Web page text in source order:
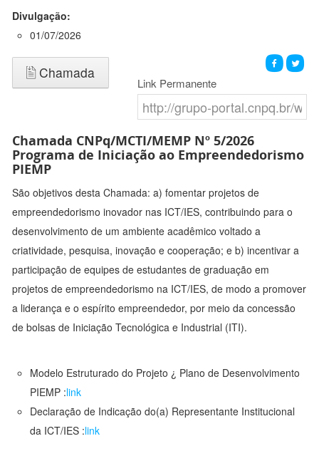
Divulgação:
01/07/2026
Chamada
Link Permanente
Chamada CNPq/MCTI/MEMP Nº 5/2026
Programa de Iniciação ao Empreendedorismo
PIEMP
São objetivos desta Chamada: a) fomentar projetos de
empreendedorismo inovador nas ICT/IES, contribuindo para o
desenvolvimento de um ambiente acadêmico voltado a
criatividade, pesquisa, inovação e cooperação; e b) incentivar a
participação de equipes de estudantes de graduação em
projetos de empreendedorismo na ICT/IES, de modo a promover
a liderança e o espírito empreendedor, por meio da concessão
de bolsas de Iniciação Tecnológica e Industrial (ITI).
Modelo Estruturado do Projeto ¿ Plano de Desenvolvimento
PIEMP :link
Declaração de Indicação do(a) Representante Institucional
da ICT/IES :link